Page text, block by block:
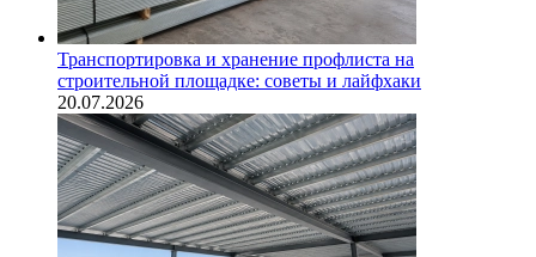
Транспортировка и хранение профлиста на
строительной площадке: советы и лайфхаки
20.07.2026